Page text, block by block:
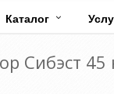
Каталог
Сибэст